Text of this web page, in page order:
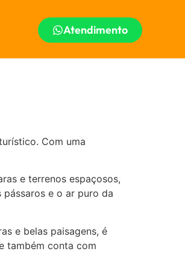
Atendimento
Com uma
e terrenos espaçosos,
e o ar puro da
e belas paisagens, é
também conta com